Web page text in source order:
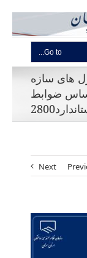
Go to...
های سازه
اساس ضوابط
Next